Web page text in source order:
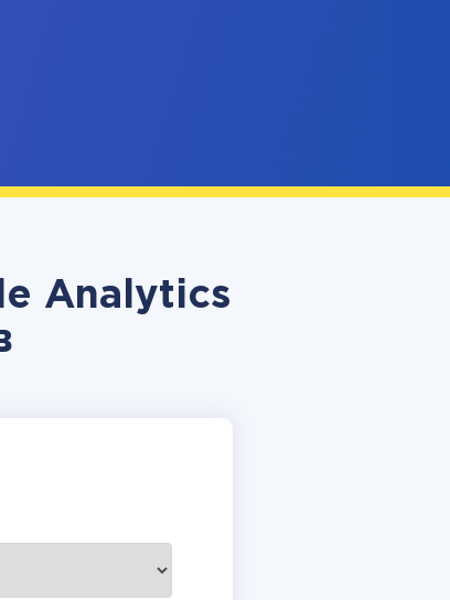
Analytics